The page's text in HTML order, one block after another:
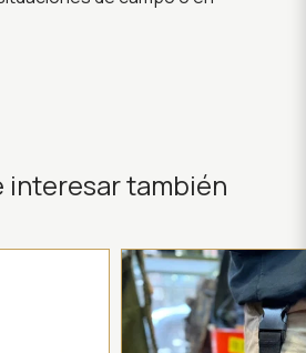
interesar también